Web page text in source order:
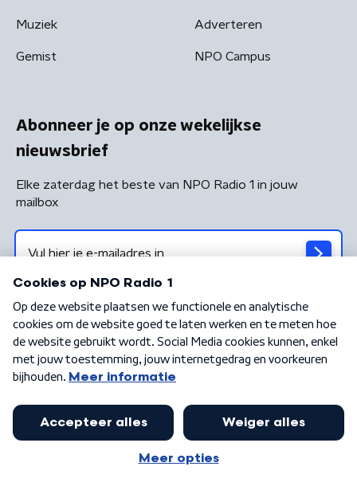
Muziek
Gemist
Adverteren
NPO Campus
Abonneer je op onze wekelijkse
nieuwsbrief
Elke zaterdag het beste van NPO Radio 1 in jouw
mailbox
Algemene voorwaarden